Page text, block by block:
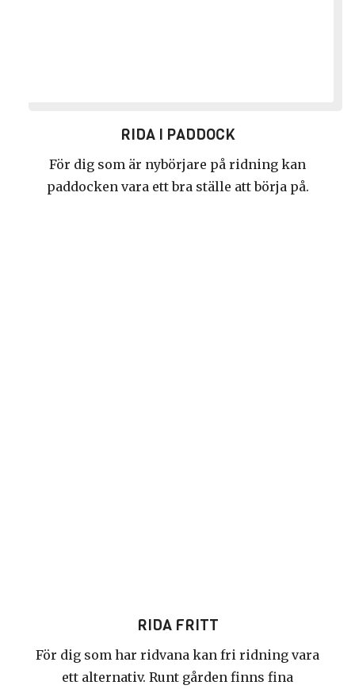
RIDA I PADDOCK
För dig som är nybörjare på ridning kan
paddocken vara ett bra ställe att börja på.
RIDA FRITT
För dig som har ridvana kan fri ridning vara
ett alternativ. Runt gården finns fina